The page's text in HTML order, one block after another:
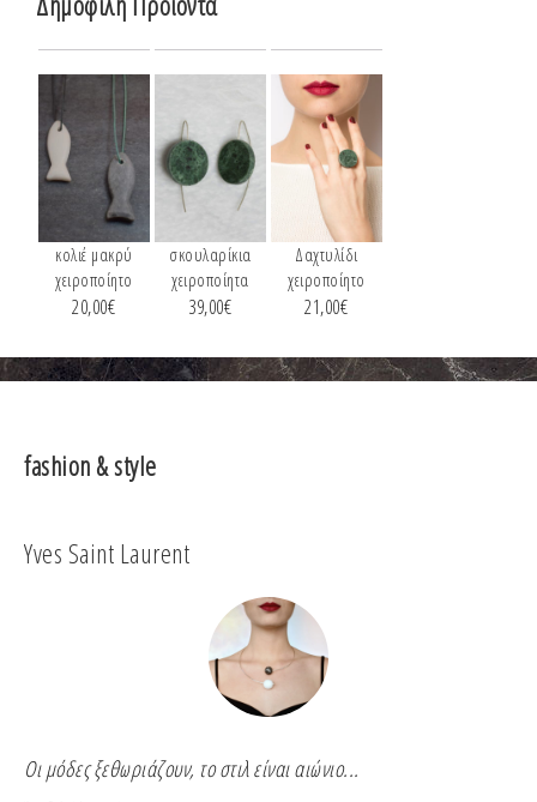
κολιέ μακρύ
χειροποίητο
20,00€
σκουλαρίκια
χειροποίητα
39,00€
Δαχτυλίδι
χειροποίητο
21,00€
fashion & style
Yves Saint Laurent
Οι μόδες ξεθωριάζουν, το στιλ είναι αιώνιο...